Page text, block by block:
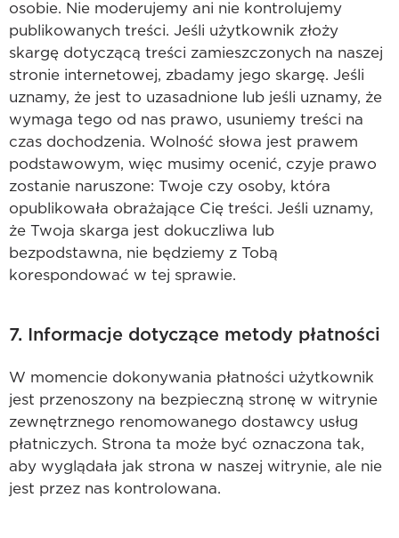
osobie. Nie moderujemy ani nie kontrolujemy
publikowanych treści. Jeśli użytkownik złoży
skargę dotyczącą treści zamieszczonych na naszej
stronie internetowej, zbadamy jego skargę. Jeśli
uznamy, że jest to uzasadnione lub jeśli uznamy, że
wymaga tego od nas prawo, usuniemy treści na
czas dochodzenia. Wolność słowa jest prawem
podstawowym, więc musimy ocenić, czyje prawo
zostanie naruszone: Twoje czy osoby, która
opublikowała obrażające Cię treści. Jeśli uznamy,
że Twoja skarga jest dokuczliwa lub
bezpodstawna, nie będziemy z Tobą
korespondować w tej sprawie.
7. Informacje dotyczące metody płatności
W momencie dokonywania płatności użytkownik
jest przenoszony na bezpieczną stronę w witrynie
zewnętrznego renomowanego dostawcy usług
płatniczych. Strona ta może być oznaczona tak,
aby wyglądała jak strona w naszej witrynie, ale nie
jest przez nas kontrolowana.